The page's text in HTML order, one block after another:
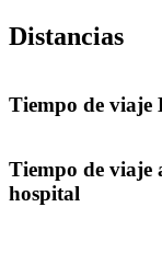
Distancias
Tiempo de viaje
Tiempo de viaje
hospital